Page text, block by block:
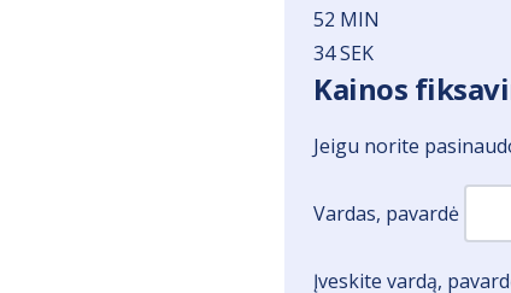
52 MIN
34SEK
Kainos
Jeigu norite
Vardas, pavardė
Įveskite vardą,